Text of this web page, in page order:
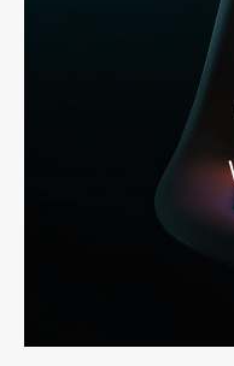
宁波高端网站建设公司
宁波网站建设报价怎么